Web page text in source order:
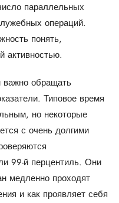
параллельных
операций.
понять,
активностью.
важно обращать
Типовое время
но некоторые
с очень долгими
99-й перцентиль. Они
медленно проходят
и как проявляет себя